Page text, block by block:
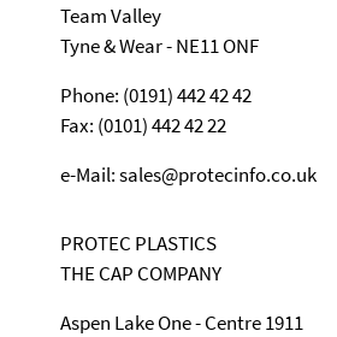
Team Valley
Tyne & Wear - NE11 ONF
Phone: (0191) 442 42 42
Fax: (0101) 442 42 22
e-Mail: sales@protecinfo.co.uk
PROTEC PLASTICS
THE CAP COMPANY
Aspen Lake One - Centre 1911